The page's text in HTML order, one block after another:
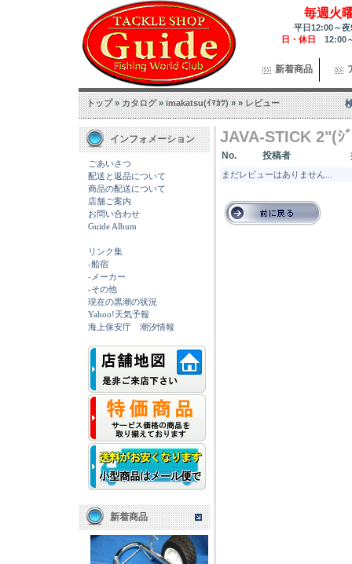
毎週火
平日12:00～
日・休日 12:00
新着商品
トップ»カタログ»imakatsu(ｲﾏｶﾂ)»»レビュー
インフォメーション
ごあいさつ
配送と返品について
商品の配送について
店舗ご案内
お問い合わせ
Guide Album
リンク集
-船宿
-メーカー
-その他
現在の黒潮の状況
Yahoo!天気予報
海上保安庁 潮汐情報
新着商品
JAVA-STICK 2"(ｼ
No. 投稿者
まだレビューはありません...